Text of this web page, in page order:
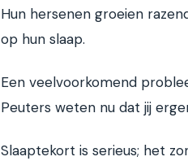
Hun hersenen groeien
op hun slaap.
Een veelvoorkomend
Peuters weten nu dat jij
Slaaptekort is serieus; het